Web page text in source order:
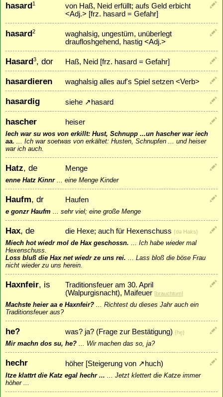
hasard1
von Haß, Neid erfüllt; aufs Geld erbicht
<Adj.> [frz. hasard = Gefahr]
hasard2
waghalsig, ungestüm, unüberlegt
draufloshgehend, hastig <Adj.>
Hasard3, dor Haß, Neid [frz. hasard = Gefahr]
hasardieren waghalsig alles auf's Spiel setzen <Verb>
hasardig siehe ↗ hasard
hascher heiser
Iech war su wos von erkillt: Hust, Schnupp ...un hascher war iech
aa. ... Ich war soetwas von erkältet: Husten, Schnupfen ... und heiser
war ich auch.
Hatz, de Menge
enne Hatz Kinnr... eine Menge Kinder
Haufm, dr Haufen
e gonzr Haufm ... sehr viel; eine große Menge
Hax, de die Hexe; auch für Hexenschuss {dǝ Haks}
Miech hot wiedr mol de Hax geschossn. ... Ich habe wieder mal
Hexenschuss.
Loss bluß die Hax net wiedr ze uns rei. ... Lass bloß die böse Frau
nicht wieder zu uns herein.
Haxnfeir, is
Traditionsfeuer am 30. April
(Walpurgisnacht), Maifeuer [brauchtum]
Machste heier aa e Haxnfeir? ... Richtest du dieses Jahr auch ein
Traditionsfeuer aus?
he? was? ja? (Frage zur Bestätigung) {hę}
Mir machn dos su, he? ... Wir machen das so, ja?
hechr höher [Steigerung von ↗ huch)
Itze klattrt die Katz egal hechr ... ... Jetzt klettert die Katze immer
höher ...